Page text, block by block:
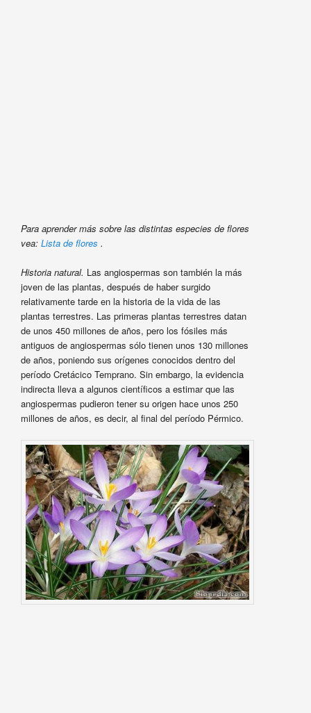
Para aprender más sobre las distintas especies de flores
vea: Lista de flores .
Historia natural. Las angiospermas son también la más
joven de las plantas, después de haber surgido
relativamente tarde en la historia de la vida de las
plantas terrestres. Las primeras plantas terrestres datan
de unos 450 millones de años, pero los fósiles más
antiguos de angiospermas sólo tienen unos 130 millones
de años, poniendo sus orígenes conocidos dentro del
período Cretácico Temprano. Sin embargo, la evidencia
indirecta lleva a algunos científicos a estimar que las
angiospermas pudieron tener su origen hace unos 250
millones de años, es decir, al final del período Pérmico.